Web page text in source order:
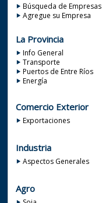
Búsqueda de Empresas
Agregue su Empresa
La Provincia
Info General
Transporte
Puertos de Entre Ríos
Energía
Comercio Exterior
Exportaciones
Industria
Aspectos Generales
Agro